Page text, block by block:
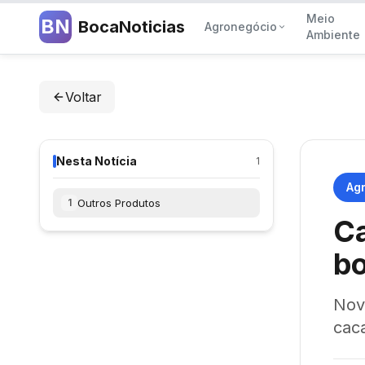
BN BocaNoticias Agronegócio
Meio
Ambiente
Voltar
Nesta Notícia 1
1 Outros Produtos